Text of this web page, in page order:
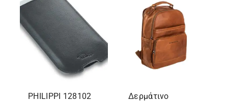
PHILIPPΙ 128102
Δερμάτινο